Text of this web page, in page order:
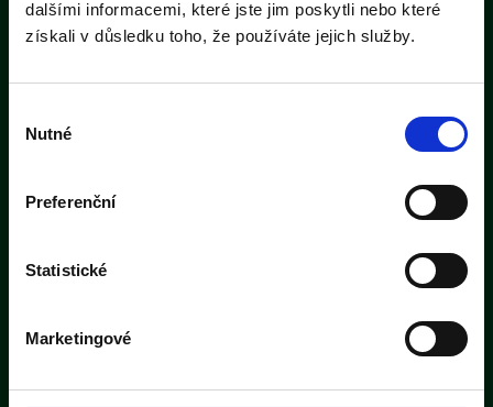
dalšími informacemi, které jste jim poskytli nebo které
získali v důsledku toho, že používáte jejich služby.
souhlasu
Nutné
Preferenční
Statistické
Marketingové